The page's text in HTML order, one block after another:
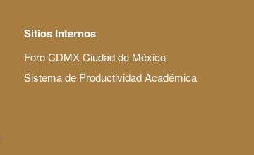
Sitios Internos
Foro CDMX Ciudad de México
Sistema de Productividad Académica